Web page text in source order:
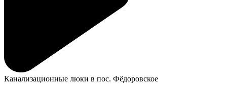
Канализационные люки в пос. Фёдоровское